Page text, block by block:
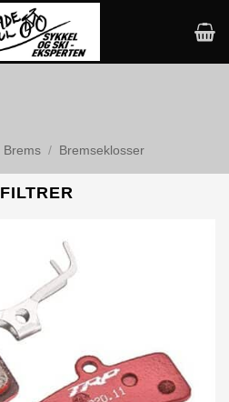
Brems / Bremseklosser
FILTRER